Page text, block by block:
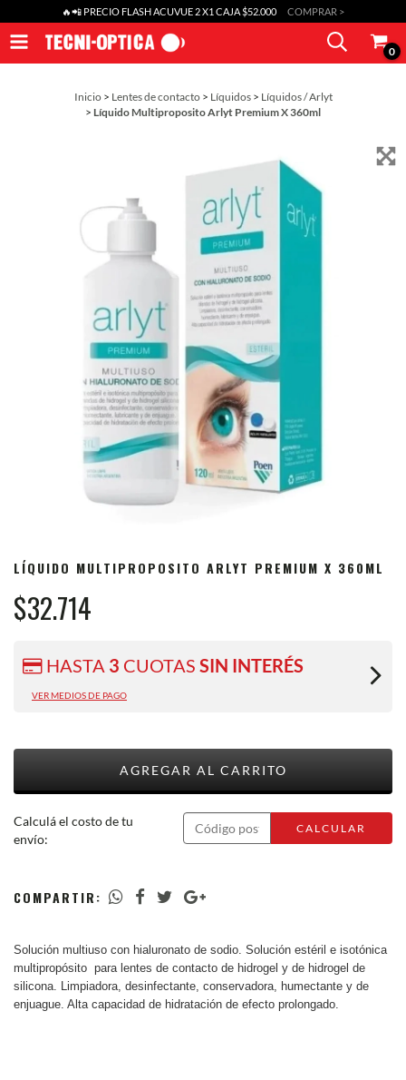
🔥📲 PRECIO FLASH ACUVUE 2 X1 CAJA $52.000 COMPRAR >
0
Inicio > Lentes de contacto > Líquidos > Líquidos / Arlyt
> Líquido Multiproposito Arlyt Premium X 360ml
LÍQUIDO MULTIPROPOSITO ARLYT PREMIUM X 360ML
$32.714
HASTA 3 CUOTAS SIN INTERÉS
VER MEDIOS DE PAGO
Calculá el costo de tu
envío:
CALCULAR
COMPARTIR:
Solución multiuso con hialuronato de sodio. Solución estéril e isotónica
multipropósito para lentes de contacto de hidrogel y de hidrogel de
silicona. Limpiadora, desinfectante, conservadora, humectante y de
enjuague. Alta capacidad de hidratación de efecto prolongado.